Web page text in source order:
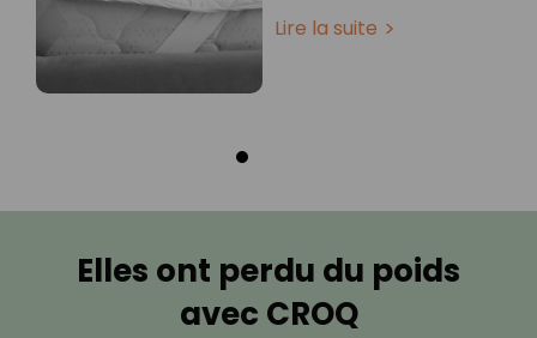
Lire la suite
Elles ont perdu du poids
avec CROQ